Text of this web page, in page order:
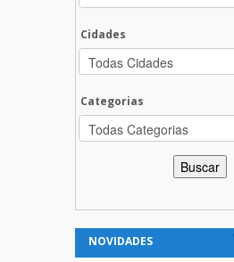
Cidades
Categorias
NOVIDADES